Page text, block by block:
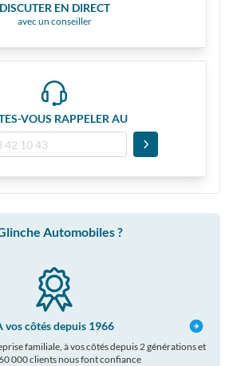
DISCUTER EN DIRECT
avec un conseiller
VOUS RAPPELER AU
Automobiles ?
vos côtés depuis 1966
familiale, à vos côtés depuis 2 générations et
000 clients nous font confiance